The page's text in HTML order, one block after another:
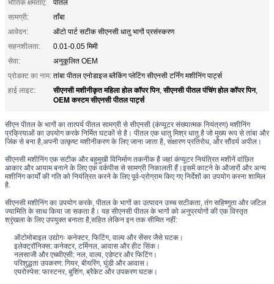
भौतिक क्षमताएं:
पीतल
सामग्री:
ताँबा
आवेदन:
ऑटो पार्ट सटीक सीएनसी धातु भागों प्रसंस्करण
सहनशीलता:
0.01-0.05 मिमी
सेवा:
अनुकूलित OEM
प्रोडक्ट का नाम: तांबा पीतल एनोडाइज ब्लैकिंग प्लेटिंग सीएनसी टर्निंग मशीनिंग पार्ट्स
हाई लाइट:
सीएनसी मशीनीकृत महिला होल कॉपर पिन,सीएनसी पीतल पंचिंग होल कॉपर पिन,
OEM कस्टम सीएनसी पीतल पार्ट्स
सीएन पीतल के भागों का तात्पर्य पीतल सामग्री से सीएनसी (कंप्यूटर संख्यात्मक नियंत्रण) मशीनिंग
प्रक्रियाओं का उपयोग करके निर्मित घटकों से है। पीतल एक धातु मिश्र धातु है जो मुख्य रूप से तांबा और
जिंक से बना है,अपनी उत्कृष्ट मशीनीकरण के लिए जाना जाता है, संक्षारण प्रतिरोध, और सौंदर्य अपील।
सीएनसी मशीनिंग एक सटीक और बहुमुखी विनिर्माण तकनीक है जहां कंप्यूटर नियंत्रित मशीनें वांछित
आकार और आयाम बनाने के लिए एक वर्कपीस से सामग्री निकालती हैं।इसमें काटने के औजारों और अन्य
मशीनिंग कार्यों की गति को नियंत्रित करने के लिए पूर्व-प्रोग्राम किए गए निर्देशों का उपयोग करना शामिल
है.
सीएनसी मशीनिंग का उपयोग करके, पीतल के भागों का उत्पादन उच्च सटीकता, तंग सहिष्णुता और जटिल
ज्यामिति के साथ किया जा सकता है। यह सीएनसी पीतल के भागों को अनुप्रयोगों की एक विस्तृत
श्रृंखला के लिए उपयुक्त बनाता है,सहित लेकिन इन तक सीमित नहीं:
ऑटोमोबाइल उद्योगः कनेक्टर, फिटिंग, वाल्व और सेंसर जैसे घटक।
इलेक्ट्रॉनिक्स: कनेक्टर, टर्मिनल, आवास और हीट सिंक।
नलसाजी और एचवीएसी: नल, वाल्व, एडेप्टर और फिटिंग।
परिशुद्धता उपकरण: गियर, बीयरिंग, घुंडी और आवास।
एयरोस्पेस: फास्टनर, बुशिंग, ब्रैकेट और उपकरण घटक।